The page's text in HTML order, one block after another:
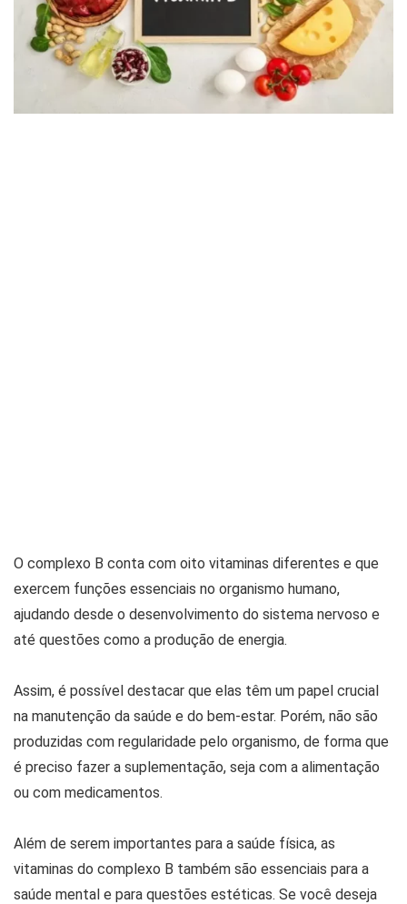
O complexo B conta com oito vitaminas diferentes e que
exercem funções essenciais no organismo humano,
ajudando desde o desenvolvimento do sistema nervoso e
até questões como a produção de energia.
Assim, é possível destacar que elas têm um papel crucial
na manutenção da saúde e do bem-estar. Porém, não são
produzidas com regularidade pelo organismo, de forma que
é preciso fazer a suplementação, seja com a alimentação
ou com medicamentos.
Além de serem importantes para a saúde física, as
vitaminas do complexo B também são essenciais para a
saúde mental e para questões estéticas. Se você deseja